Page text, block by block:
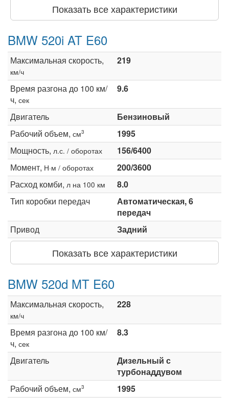
Показать все характеристики
BMW 520i AT E60
Максимальная скорость,
км/ч
219
Время разгона до 100 км/
ч, сек
9.6
Двигатель
Бензиновый
Рабочий объем, см3
1995
Мощность, л.с. / оборотах
156/6400
Момент, Н·м / оборотах
200/3600
Расход комби, л на 100 км
8.0
Тип коробки передач
Автоматическая, 6
передач
Привод
Задний
Показать все характеристики
BMW 520d MT E60
Максимальная скорость,
км/ч
228
Время разгона до 100 км/
ч, сек
8.3
Двигатель
Дизельный с
турбонаддувом
Рабочий объем, см3
1995